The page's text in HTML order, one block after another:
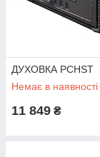
ДУХОВКА PCHST
Немає в наявності
11 849 ₴